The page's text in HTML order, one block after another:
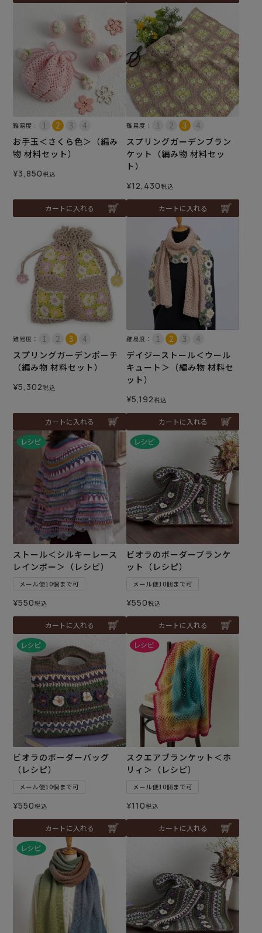
難易度：
お手玉＜さくら色＞（編み
物 材料セット）
¥3,850税込
カートに入れる
難易度：
スプリングガーデンブラン
ケット（編み物 材料セッ
ト）
¥12,430税込
カートに入れる
難易度：
スプリングガーデンポーチ
（編み物 材料セット）
¥5,302税込
カートに入れる
難易度：
デイジーストール＜ウール
キュート＞（編み物 材料セ
ット）
¥5,192税込
カートに入れる
ストール＜シルキーレース
レインボー＞（レシピ）
メール便10個まで可
¥550税込
カートに入れる
ビオラのボーダーブランケ
ット（レシピ）
メール便10個まで可
¥550税込
カートに入れる
ビオラのボーダーバッグ
（レシピ）
メール便10個まで可
¥550税込
カートに入れる
スクエアブランケット＜ホ
リィ＞（レシピ）
メール便10個まで可
¥110税込
カートに入れる